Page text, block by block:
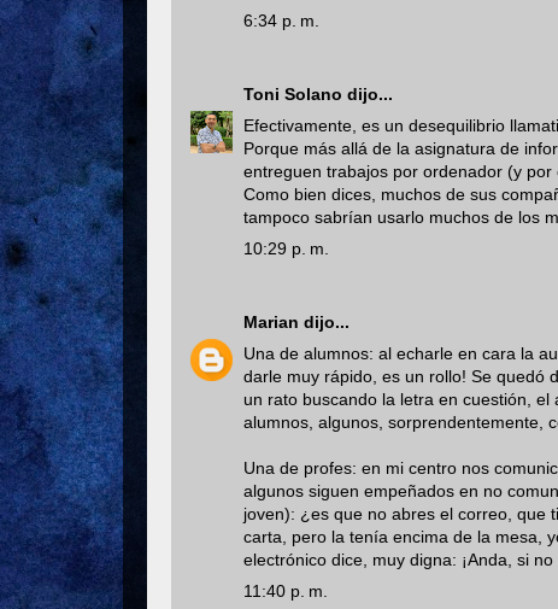
6:34 p. m.
Toni Solano dijo...
Efectivamente, es un desequilibrio
Porque más allá de la asignatura de
entreguen trabajos por ordenador (y por
Como bien dices, muchos de sus
tampoco sabrían usarlo muchos de los
10:29 p. m.
Marian dijo...
Una de alumnos: al echarle en cara la
darle muy rápido, es un rollo! Se quedó
un rato buscando la letra en cuestión,
alumnos, algunos, sorprendentemente,
Una de profes: en mi centro nos
algunos siguen empeñados en no
joven): ¿es que no abres el correo, que
carta, pero la tenía encima de la mesa,
electrónico dice, muy digna: ¡Anda, si
11:40 p. m.